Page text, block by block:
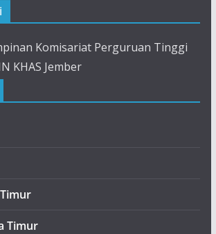
Komisariat Perguruan Tinggi
KHAS Jember
Timur